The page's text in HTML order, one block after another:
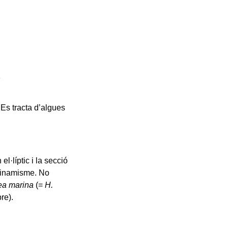
tracta d’algues
el·líptic i la secció
No
marina (=H.